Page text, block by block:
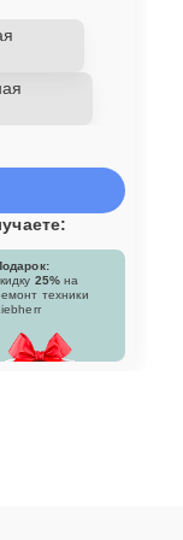
25% на
техники